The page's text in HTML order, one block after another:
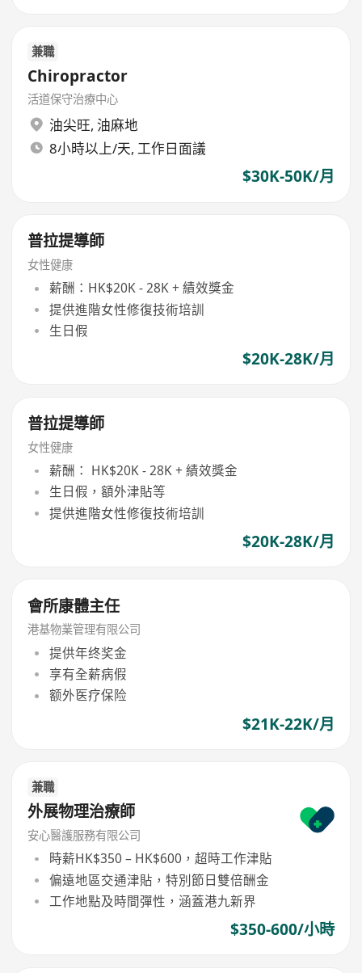
兼職
Chiropractor
活道保守治療中心
油尖旺, 油麻地
8小時以上/天, 工作日面議
$30K-50K/月
普拉提導師
女性健康
薪酬：HK$20K - 28K + 績效獎金
提供進階女性修復技術培訓
生日假
$20K-28K/月
普拉提導師
女性健康
薪酬： HK$20K - 28K + 績效獎金
生日假，額外津貼等
提供進階女性修復技術培訓
$20K-28K/月
會所康體主任
港基物業管理有限公司
提供年终奖金
享有全薪病假
额外医疗保险
$21K-22K/月
兼職
外展物理治療師
安心醫護服務有限公司
時薪HK$350 – HK$600，超時工作津貼
偏遠地區交通津貼，特別節日雙倍酬金
工作地點及時間彈性，涵蓋港九新界
$350-600/小時